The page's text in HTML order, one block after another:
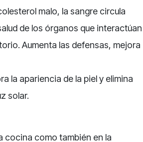
malo, la sangre circula
de los órganos que interactúan
Aumenta las defensas, mejora
la apariencia de la piel y elimina
solar.
cocina como también en la